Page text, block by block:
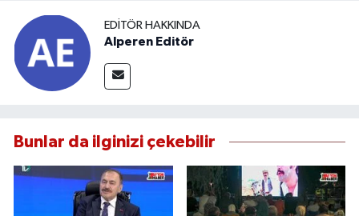
EDITÖR HAKKINDA
Alperen Editör
Bunlar da ilginizi çekebilir